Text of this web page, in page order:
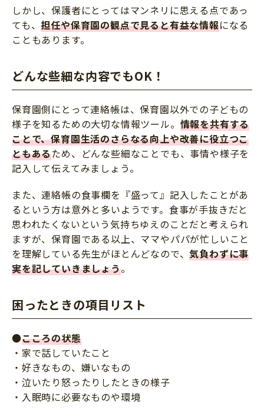
しかし、保護者にとってはマンネリに思える点であっ
ても、担任や保育園の観点で見ると有益な情報になる
こともあります。
どんな些細な内容でもOK！
保育園側にとって連絡帳は、保育園以外での子どもの
様子を知るための大切な情報ツール。 情報を共有する
ことで、保育園生活のさらなる向上や改善に役立つこ
ともあるため、どんな些細なことでも、事情や様子を
記入して伝えてみましょう。
また、連絡帳の食事欄を『盛って』記入したことがあ
るという方は意外と多いようです。食事が手抜きだと
思われたくないという気持ちゆえのことだと考えられ
ますが、保育園である以上、ママやパパが忙しいこと
を理解している先生がほとんどなので、気負わずに事
実を記していきましょう。
困ったときの項目リスト
●こころの状態
・家で話していたこと
・好きなもの、嫌いなもの
・泣いたり怒ったりしたときの様子
・入眠時に必要なものや環境